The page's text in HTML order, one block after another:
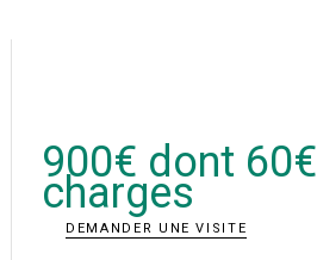
900€ dont 60€
charges
DEMANDER UNE VISITE